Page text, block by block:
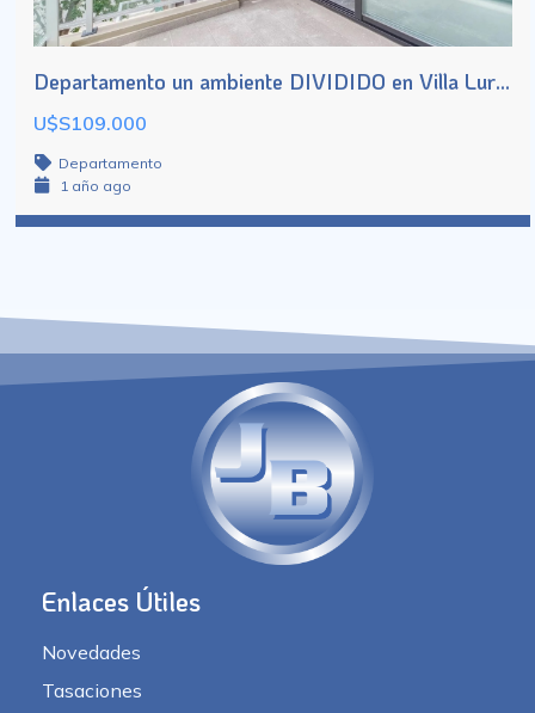
Departamento un ambiente DIVIDIDO en Villa Luro a estrenar
U$S109.000
Departamento
1 año ago
Enlaces Útiles
Novedades
Tasaciones